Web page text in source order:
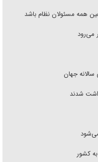
همه مسئولان نظام باشد
می‌رود
جهان